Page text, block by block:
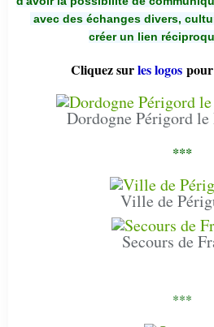
avec des échanges divers,
créer un lien
Cliquez surles logos
Dordogne Périgord le
***
Ville de
Secours de
***